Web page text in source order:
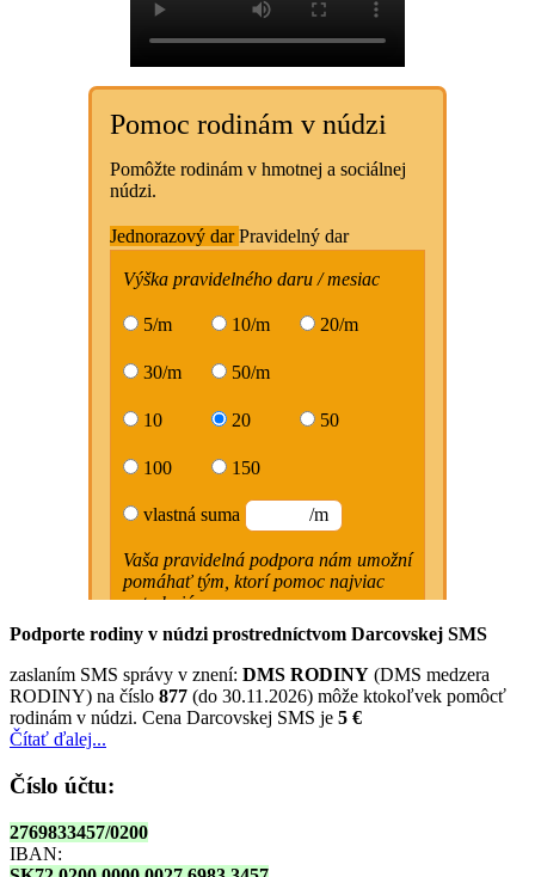
Podporte rodiny v núdzi prostredníctvom Darcovskej SMS
zaslaním SMS správy v znení: DMS RODINY (DMS medzera
RODINY) na číslo 877 (do 30.11.2026) môže ktokoľvek pomôcť
rodinám v núdzi. Cena Darcovskej SMS je 5 €
Čítať ďalej...
Číslo účtu:
2769833457/0200
IBAN: